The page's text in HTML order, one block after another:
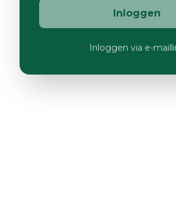
Inloggen
Inloggen via e-